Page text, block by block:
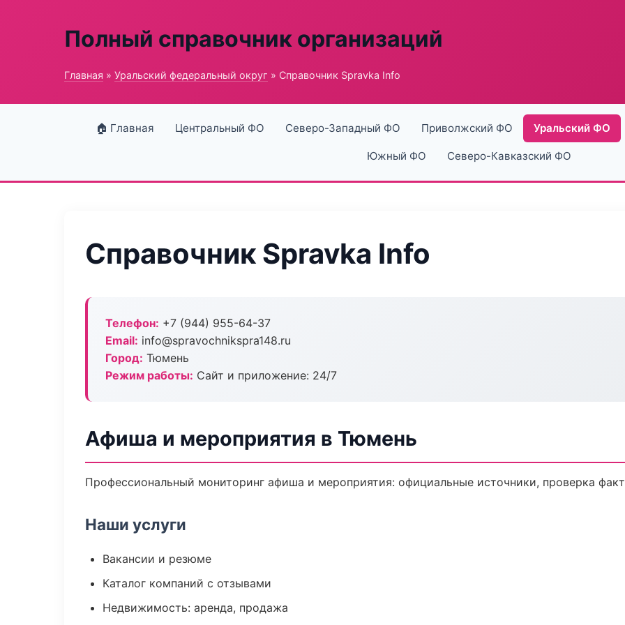
Полный справочник организаций
Главная » Уральский федеральный округ » Справочник Spravka Info
🏠 Главная Центральный ФО Северо-Западный ФО Приволжский ФО Уральский ФО
Южный ФО Северо-Кавказский ФО
Справочник Spravka Info
Телефон: +7 (944) 955-64-37
Email: info@spravochnikspra148.ru
Город: Тюмень
Режим работы: Сайт и приложение: 24/7
Афиша и мероприятия в Тюмень
Профессиональный мониторинг афиша и мероприятия: официальные источники, проверка
Наши услуги
Вакансии и резюме
Каталог компаний с отзывами
Недвижимость: аренда, продажа